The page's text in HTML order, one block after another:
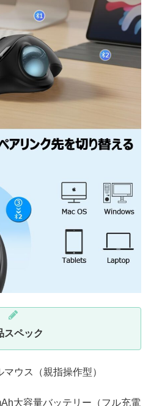
スペック
ウス（親指操作型）
大容量バッテリー（フル充電